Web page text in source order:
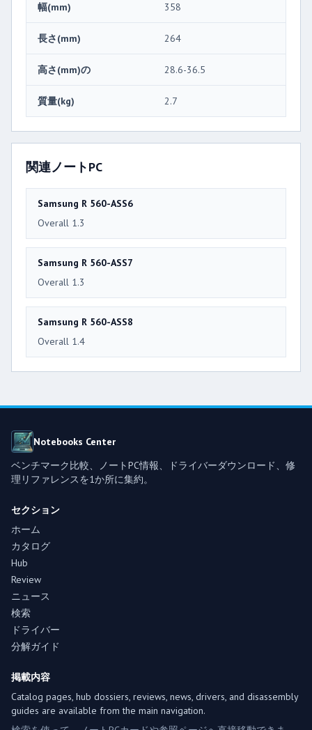
幅(mm) 358
長さ(mm) 264
高さ(mm)の 28.6-36.5
質量(kg) 2.7
関連ノートPC
Samsung R 560-ASS6
Overall 1.3
Samsung R 560-ASS7
Overall 1.3
Samsung R 560-ASS8
Overall 1.4
Notebooks Center
ベンチマーク比較、ノートPC情報、ドライバーダウンロード、修
理リファレンスを1か所に集約。
セクション
ホーム
カタログ
Hub
Review
ニュース
検索
ドライバー
分解ガイド
掲載内容
Catalog pages, hub dossiers, reviews, news, drivers, and disassembly
guides are available from the main navigation.